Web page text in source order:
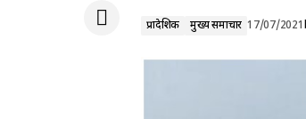
प्रादेशिक मुख्य समाचार 17/07/2021